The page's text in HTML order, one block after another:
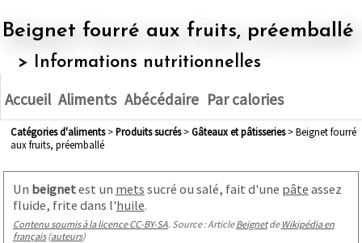
Beignet fourré aux fruits, préemballé
> Informations nutritionnelles
Accueil Aliments Abécédaire Par calories
Catégories d'aliments> produits sucrés> gâteaux et pâtisseries> Beignet fourré
aux fruits, préemballé
Un beignetest un mets sucré ou salé, fait d'une pâte assez
fluide, frite dans l'huile.
Contenu soumis à la licence CC-BY-SA. Source : ArticleBeignetde Wikipédia en
français(auteurs)